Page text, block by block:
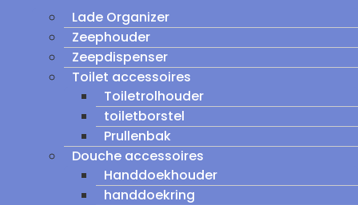
Lade Organizer
Zeephouder
Zeepdispenser
Toilet accessoires
Toiletrolhouder
toiletborstel
Prullenbak
Douche accessoires
Handdoekhouder
handdoekring